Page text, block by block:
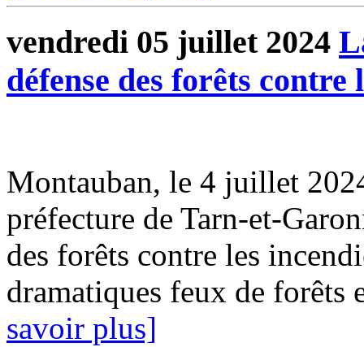
vendredi 05 juillet 2024
défense des forêts contre
Montauban, le 4 juillet
préfecture de Tarn-et-
des forêts contre les
dramatiques feux de forêts
savoir plus]